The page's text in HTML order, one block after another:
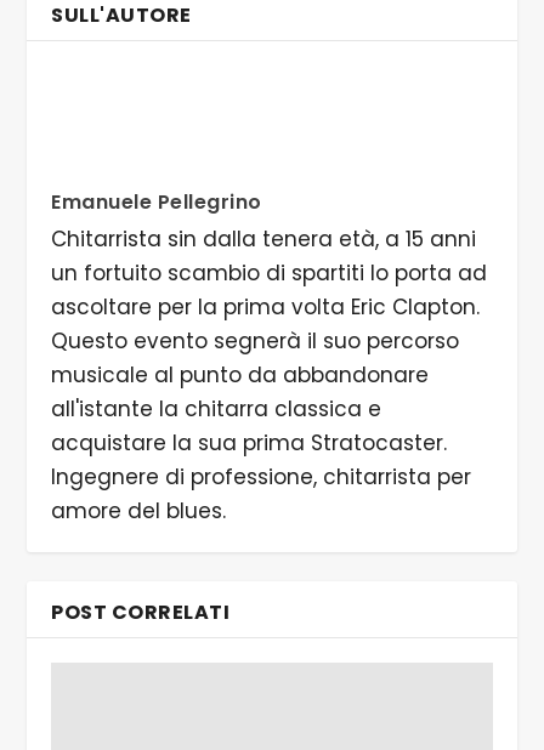
SULL'AUTORE
Emanuele Pellegrino
Chitarrista sin dalla tenera età, a 15 anni
un fortuito scambio di spartiti lo porta ad
ascoltare per la prima volta Eric Clapton.
Questo evento segnerà il suo percorso
musicale al punto da abbandonare
all'istante la chitarra classica e
acquistare la sua prima Stratocaster.
Ingegnere di professione, chitarrista per
amore del blues.
POST CORRELATI